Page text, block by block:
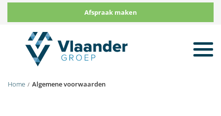
Afspraak maken
Home Algemene voorwaarden